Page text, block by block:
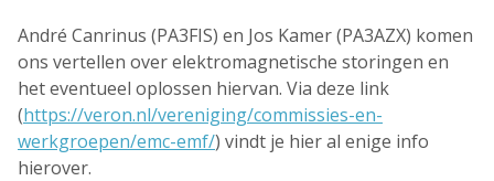
André Canrinus (PA3FIS) en Jos Kamer (PA3AZX) komen
ons vertellen over elektromagnetische storingen en
het eventueel oplossen hiervan. Via deze link
(https://veron.nl/vereniging/commissies-en-
werkgroepen/emc-emf/) vindt je hier al enige info
hierover.